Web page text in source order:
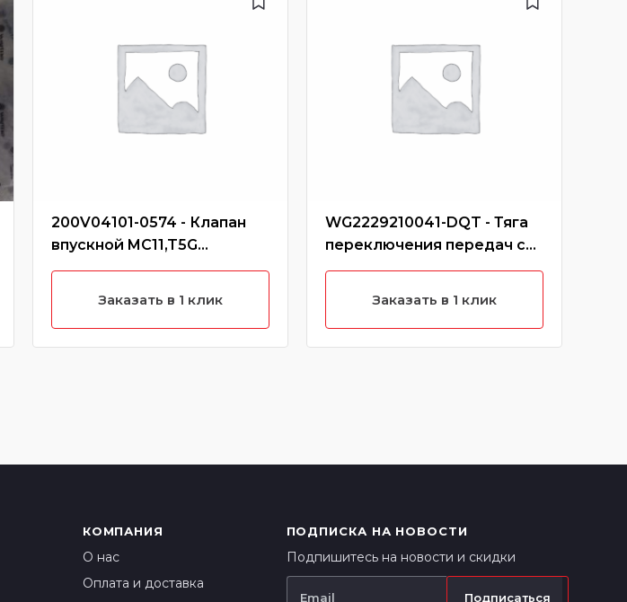
200V04101-0574 - Клапан
впускной MC11,T5G
CREATEK
Заказать в 1 клик
WG2229210041-DQT - Тяга
переключения передач с
наконечником большим
Заказать в 1 клик
КОМПАНИЯ
О нас
Оплата и доставка
ПОДПИСКА НА НОВОСТИ
Подпишитесь на новости и скидки
Подписаться